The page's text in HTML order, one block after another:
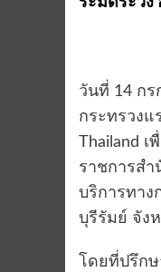
วันที่ 14 กร
กระทรวงแ
Thailand
ราชการสำ
บริการทาง
บุรีรัมย์ จัง
โดยที่ปรึก